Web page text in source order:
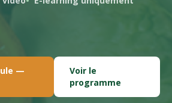
—
Voir le
programme